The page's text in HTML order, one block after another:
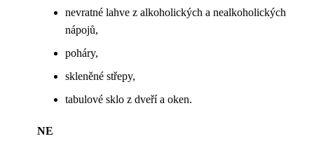
nevratné lahve z alkoholických a nealkoholických
nápojů,
poháry,
skleněné střepy,
tabulové sklo z dveří a oken.
NE